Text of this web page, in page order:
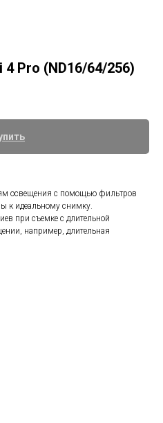
Pro (ND16/64/256)
освещения с помощью фильтров
к идеальному снимку.
при съемке с длительной
например, длительная